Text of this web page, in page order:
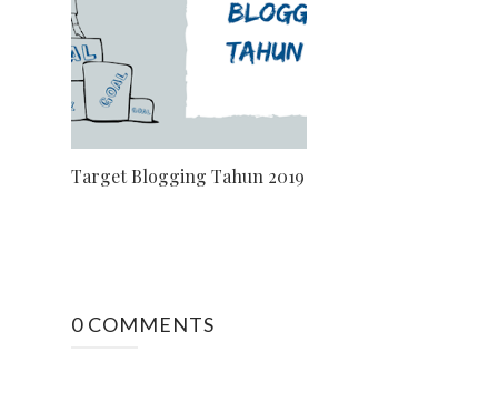
Target Blogging Tahun 2019
0 COMMENTS